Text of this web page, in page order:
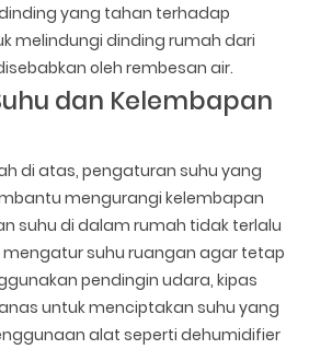
yang tahan terhadap
melindungi dinding rumah dari
oleh rembesan air.
dan Kelembapan
di atas, pengaturan suhu yang
mengurangi kelembapan
suhu di dalam rumah tidak terlalu
suhu ruangan agar tetap
pendingin udara, kipas
untuk menciptakan suhu yang
alat seperti dehumidifier